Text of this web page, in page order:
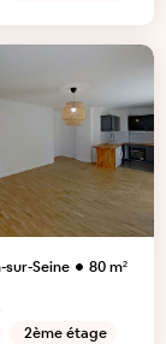
sur-Seine 80m²
2ème étage